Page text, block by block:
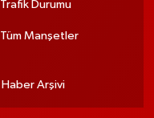
Trafik Durumu
Tüm Manşetler
Haber Arşivi